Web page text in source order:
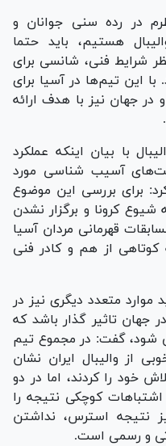
در رده سنی جوانان و
هستیم، باید حتما
شرایط فنی، شانسی برای
با این تیم‌ها در آسیا برای
جهان نیز با هدف ارائه
با بیان اینکه عملکرد
آسیب شناسی مورد
برای بررسی این موضوع
کرونا و برگزار نشدن
قهرمانی مردان آسیا
کوتاهی از هم و کادر فنی
موارد متعدد دیگری نیز در
جهان تاثیر گذار باشد که
شود، گفت: در مجموع تیم
از والیبال ایران نشان
خود را کردند، اما در دو
اشتباهات کوچکی نتیجه را
نتیجه استرس، نداشتن
و رسمی است.